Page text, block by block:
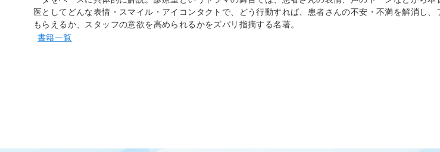
医としてどんな表情・スマイル・アイコンタクトで、どう行動すれば、患者さんの不安・不満を解消し、
もらえるか、スタッフの意欲を高められるかをズバリ指摘する名著。
書籍一覧